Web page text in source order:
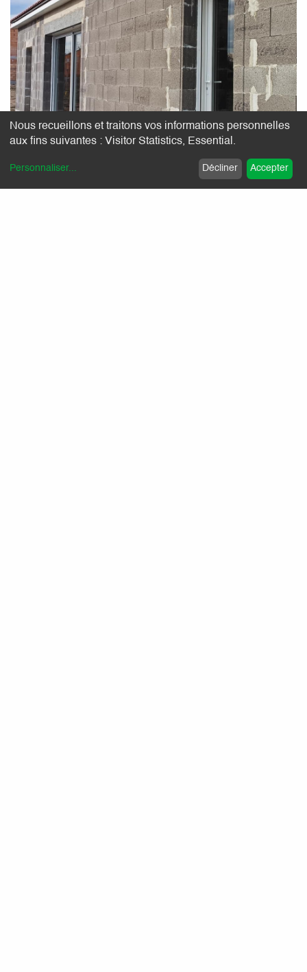
Nous recueillons et traitons vos informations personnelles
aux fins suivantes : Visitor Statistics, Essential .
Personnaliser... Décliner Accepter